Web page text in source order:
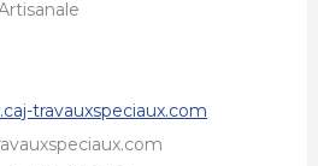
travauxspeciaux.com